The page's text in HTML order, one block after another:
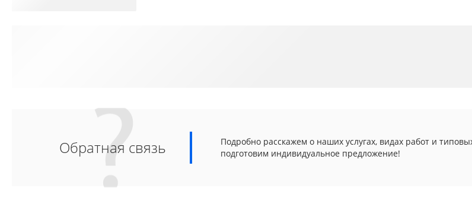
Обратная связь
Подробно расскажем о наших услугах, видах работ и
подготовим индивидуальное предложение!